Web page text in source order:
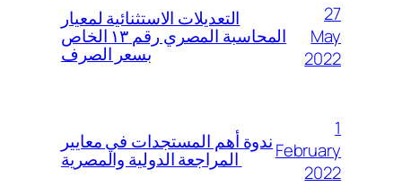
التعديلات الاستثنائية لمعيار
المحاسبة المصري رقم ١٣ الخاص
بسعر الصرف
27
May
2022
ندوة أهم المستجدات في معايير
1
February
2022